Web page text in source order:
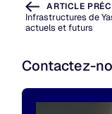
ARTICLE
Infrastructures de
actuels et futurs
Contactez-